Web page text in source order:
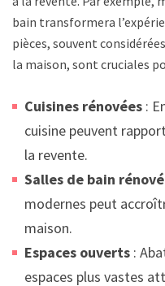
bain transformera
pièces, souvent
la maison, sont cruciales
Cuisines rénovées :
cuisine peuvent
la revente.
Salles de bain
modernes peut
maison.
Espaces ouverts :
espaces plus vastes